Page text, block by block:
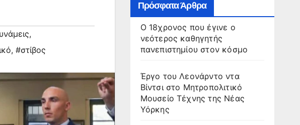
,
, #στίβος
Πρόσφατα Άρθρα
Ο 18χρονος που έγινε ο
νεότερος καθηγητής
πανεπιστημίου στον κόσμο
Έργο του Λεονάρντο ντα
Βίντσι στο Μητροπολιτικό
Μουσείο Τέχνης της Νέας
Υόρκης